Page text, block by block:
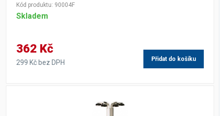
Kód produktu: 90004F
Skladem
362 Kč
299 Kč bez DPH Přidat do košíku